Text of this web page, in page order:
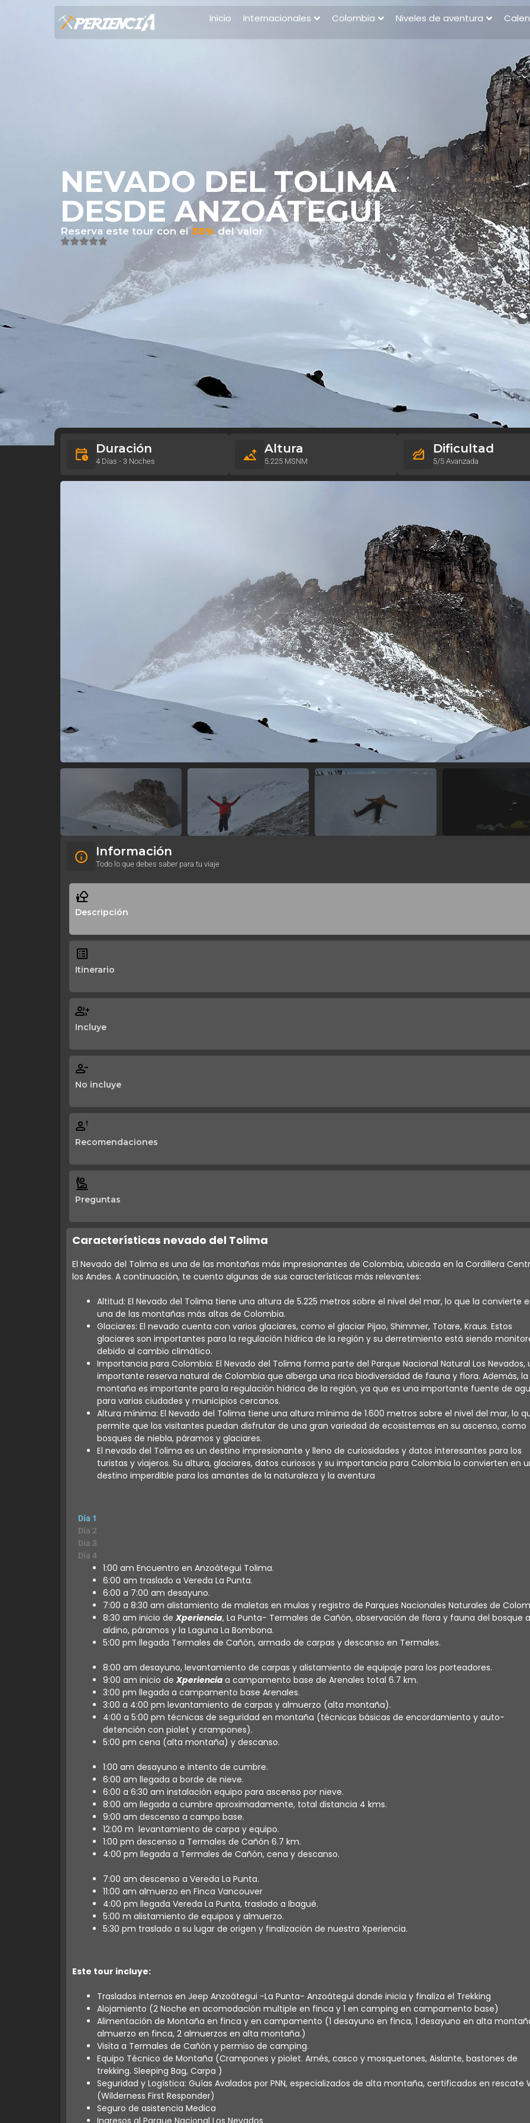
Inicio Internacionales Colombia Niveles de aventura
NEVADO DEL TOLIMA
DESDE ANZOÁTEGUI
Reserva este tour con el 30% del valor
Duración
4 Días - 3 Noches
Altura
5.225 MSNM
Dificultad
5/5 Avanzada
Información
Todo lo que debes saber para tu viaje
Descripción
Itinerario
Incluye
No incluye
Recomendaciones
Preguntas
Características nevado del Tolima
El Nevado del Tolima es una de las montañas más impresionantes de Colombia, ubicada en la Cordillera
los Andes. A continuación, te cuento algunas de sus características más relevantes:
Altitud: El Nevado del Tolima tiene una altura de 5.225 metros sobre el nivel del mar, lo que la convierte
una de las montañas más altas de Colombia.
Glaciares: El nevado cuenta con varios glaciares, como el glaciar Pijao, Shimmer, Totare, Kraus. Estos
glaciares son importantes para la regulación hídrica de la región y su derretimiento está siendo
debido al cambio climático.
Importancia para Colombia: El Nevado del Tolima forma parte del Parque Nacional Natural Los Nevados,
importante reserva natural de Colombia que alberga una rica biodiversidad de fauna y flora. Además, la
montaña es importante para la regulación hídrica de la región, ya que es una importante fuente de
para varias ciudades y municipios cercanos.
Altura mínima: El Nevado del Tolima tiene una altura mínima de 1.600 metros sobre el nivel del mar, lo
permite que los visitantes puedan disfrutar de una gran variedad de ecosistemas en su ascenso, como
bosques de niebla, páramos y glaciares.
El nevado del Tolima es un destino impresionante y lleno de curiosidades y datos interesantes para los
turistas y viajeros. Su altura, glaciares, datos curiosos y su importancia para Colombia lo convierten en
destino imperdible para los amantes de la naturaleza y la aventura
Día 1
Día 2
Día 3
Día 4
1:00 am Encuentro en Anzoátegui Tolima.
6:00 am traslado a Vereda La Punta.
6:00 a 7:00 am desayuno.
7:00 a 8:30 am alistamiento de maletas en mulas y registro de Parques Nacionales Naturales de
8:30 am inicio de Xperiencia, La Punta- Termales de Cañón, observación de flora y fauna del bosque
aldino, páramos y la Laguna La Bombona.
5:00 pm llegada Termales de Cañón, armado de carpas y descanso en Termales.
8:00 am desayuno, levantamiento de carpas y alistamiento de equipaje para los porteadores.
9:00 am inicio de Xperienciaa campamento base de Arenales total 6.7 km.
3:00 pm llegada a campamento base Arenales.
3:00 a 4:00 pm levantamiento de carpas y almuerzo (alta montaña).
4:00 a 5:00 pm técnicas de seguridad en montaña (técnicas básicas de encordamiento y auto-
detención con piolet y crampones).
5:00 pm cena (alta montaña) y descanso.
1:00 am desayuno e intento de cumbre.
6:00 am llegada a borde de nieve.
6:00 a 6:30 am instalación equipo para ascenso por nieve.
8:00 am llegada a cumbre aproximadamente, total distancia 4 kms.
9:00 am descenso a campo base.
12:00 m levantamiento de carpa y equipo.
1:00 pm descenso a Termales de Cañón 6.7 km.
4:00 pm llegada a Termales de Cañón, cena y descanso.
7:00 am descenso a Vereda La Punta.
11:00 am almuerzo en Finca Vancouver
4:00 pm llegada Vereda La Punta, traslado a Ibagué.
5:00 m alistamiento de equipos y almuerzo.
5:30 pm traslado a su lugar de origen y finalización de nuestra Xperiencia.
Este tour incluye:
Traslados internos en Jeep Anzoátegui -La Punta- Anzoátegui donde inicia y finaliza el Trekking
Alojamiento (2 Noche en acomodación multiple en finca y 1 en camping en campamento base)
Alimentación de Montaña en finca y en campamento (1 desayuno en finca, 1 desayuno en alta
almuerzo en finca, 2 almuerzos en alta montaña.)
Visita a Termales de Cañón y permiso de camping.
Equipo Técnico de Montaña (Crampones y piolet. Arnés, casco y mosquetones, Aislante, bastones de
trekking. Sleeping Bag, Carpa )
Seguridad y Logística: Guías Avalados por PNN, especializados de alta montaña, certificados en rescate
(Wilderness First Responder)
Seguro de asistencia Medica